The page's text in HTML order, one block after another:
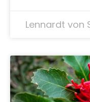
Lennardt von